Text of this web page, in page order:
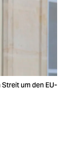
um den EU-